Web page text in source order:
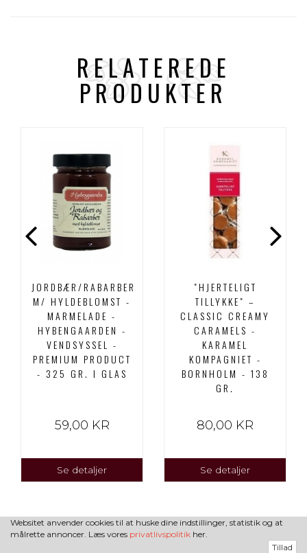
RELATEREDE
PRODUKTER
JORDBÆR/RABARBER
M/ HYLDEBLOMST -
MARMELADE -
HYBENGAARDEN -
VENDSYSSEL -
PREMIUM PRODUCT
- 325 GR. I GLAS
59,00 KR
Se detaljer
"HJERTELIGT
TILLYKKE" –
CLASSIC CREAMY
CARAMELS -
KARAMEL
KOMPAGNIET -
BORNHOLM - 138
GR.
80,00 KR
Se detaljer
Websitet anvender cookies til at huske dine indstillinger, statistik og at
målrette annoncer. Læs vores privatlivspolitik her.
Tillad